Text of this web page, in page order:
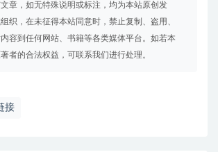
章，如无特殊说明或标注，均为本站原创发
织，在未征得本站同意时，禁止复制、盗用、
容到任何网站、书籍等各类媒体平台。如若本
者的合法权益，可联系我们进行处理。
接